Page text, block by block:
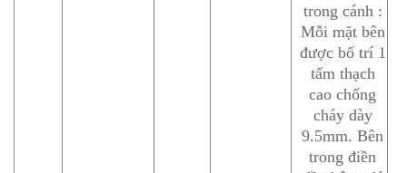
trong cánh :
Mỗi mặt bên
được bố trí 1
tấm thạch
cao chống
cháy dày
9.5mm. Bên
trong điền